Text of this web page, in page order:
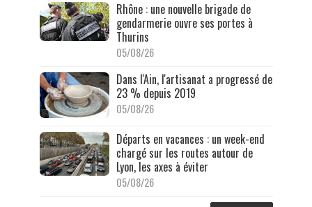
Rhône : une nouvelle brigade de
gendarmerie ouvre ses portes à
Thurins
05/08/26
Dans l'Ain, l'artisanat a progressé de
23 % depuis 2019
05/08/26
Départs en vacances : un week-end
chargé sur les routes autour de
Lyon, les axes à éviter
05/08/26